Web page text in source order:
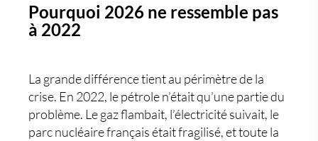
Pourquoi 2026 ne ressemble pas
à 2022
La grande différence tient au périmètre de la
crise. En 2022, le pétrole n’était qu’une partie du
problème. Le gaz flambait, l’électricité suivait, le
parc nucléaire français était fragilisé, et toute la